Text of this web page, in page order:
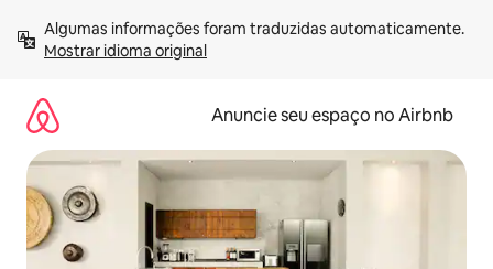
para
Mostrar idioma original
Anuncie seu espaço no Airbnb